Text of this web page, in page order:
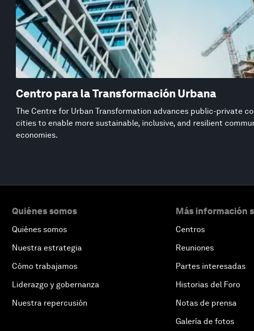
Centro para la Transformación Urbana
The Centre for Urban Transformation advances public-private
cities to enable more sustainable, inclusive, and resilient
economies.
Quiénes somos
Quiénes somos
Nuestra estrategia
Cómo trabajamos
Liderazgo y gobernanza
Nuestra repercusión
Más información
Centros
Reuniones
Partes interesadas
Historias del Foro
Notas de prensa
Galería de fotos